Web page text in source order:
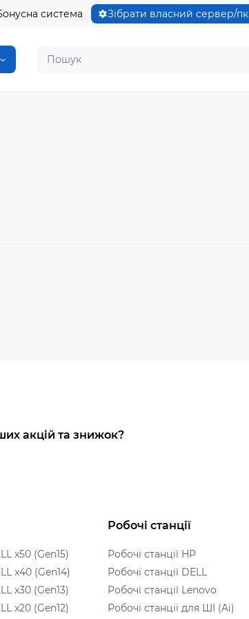
система Зібрати власний сервер/пк
акцій та знижок?
x50 (Gen15)
x40 (Gen14)
x30 (Gen13)
x20 (Gen12)
Робочі станції
Робочі станції HP
Робочі станції DELL
Робочі станції Lenovo
Робочі станціі для ШІ (Ai)